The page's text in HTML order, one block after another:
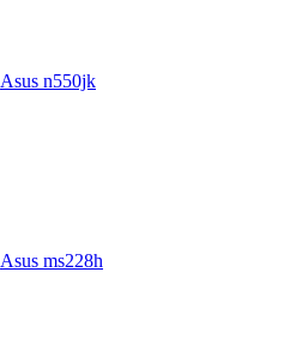
Asus n550jk
Asus ms228h